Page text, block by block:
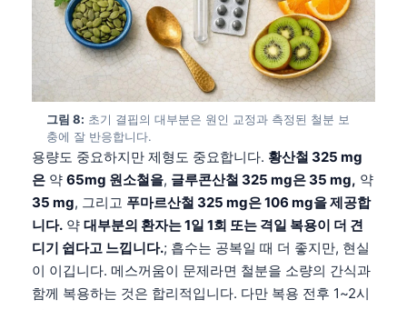
그림 8: 초기 결핍의 대부분은 원인 교정과 측정된 철분 보
충에 잘 반응합니다.
용량도 중요하지만 제형도 중요합니다. 황산철 325 mg
은 약 65mg 원소철을, 글루콘산철 325 mg은 35 mg, 약
35 mg, 그리고 푸마르산철 325 mg은 106 mg을 제공합
니다. 약 대부분의 환자는 1일 1회 또는 격일 복용이 더 견
디기 쉽다고 느낍니다.; 흡수는 공복일 때 더 좋지만, 현실
이 이깁니다. 메스꺼움이 문제라면 철분을 소량의 간식과
함께 복용하는 것은 합리적입니다. 다만 복용 전후 1~2시
Български
Dansk
Nederlands
हिन्दी
Bahasa Indonesia
Հայերեն
Íslenska
Svenska
Bosanski